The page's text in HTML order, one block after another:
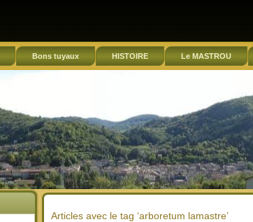
Bons tuyaux HISTOIRE Le MASTROU
Articles avec le tag ‘arboretum lamastre’